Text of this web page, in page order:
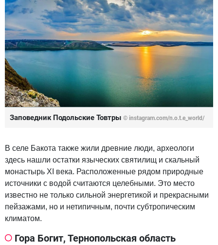
Заповедник Подольские Товтры © instagram.com/n.o.t.e_world/
В селе Бакота также жили древние люди, археологи
здесь нашли остатки языческих святилищ и скальный
монастырь XI века. Расположенные рядом природные
источники с водой считаются целебными. Это место
известно не только сильной энергетикой и прекрасными
пейзажами, но и нетипичным, почти субтропическим
климатом.
Гора Богит, Тернопольская область